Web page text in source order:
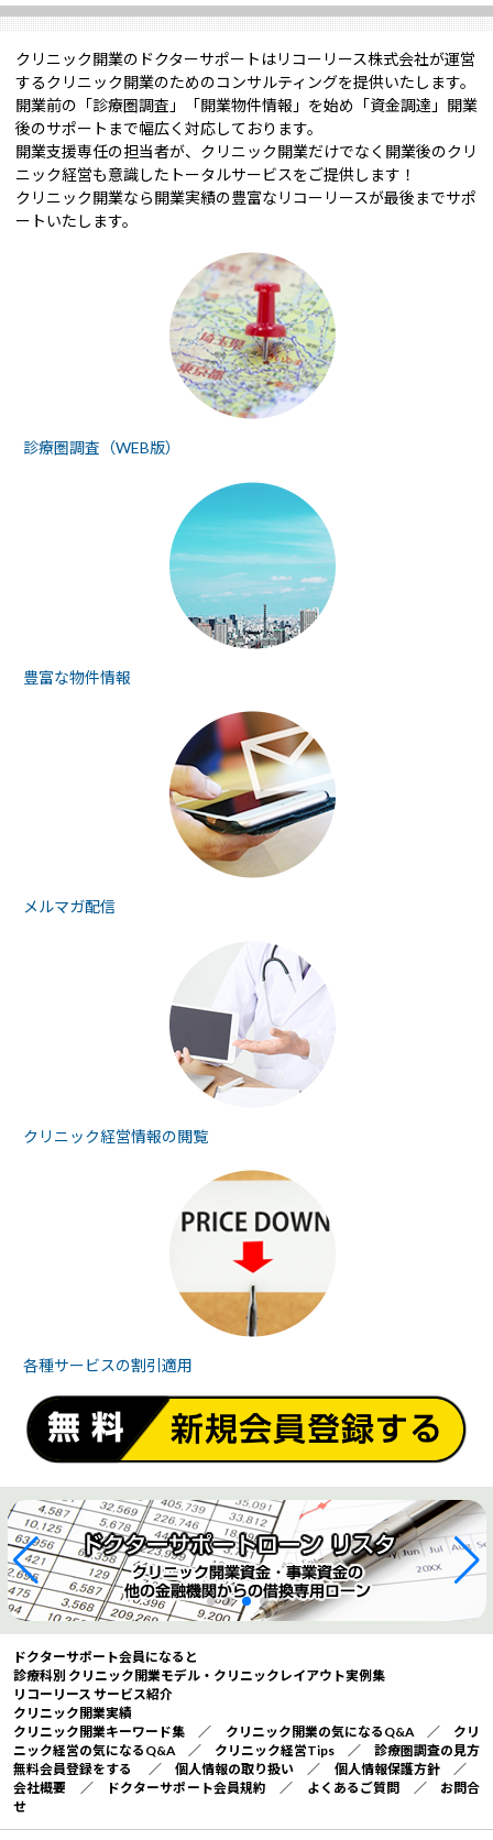
クリニック開業のドクターサポートはリコーリース株式会社が運営
するクリニック開業のためのコンサルティングを提供いたします。
開業前の「診療圏調査」「開業物件情報」を始め「資金調達」開業
後のサポートまで幅広く対応しております。
開業支援専任の担当者が、クリニック開業だけでなく開業後のクリ
ニック経営も意識したトータルサービスをご提供します！
クリニック開業なら開業実績の豊富なリコーリースが最後までサポ
ートいたします。
診療圏調査（WEB版）
豊富な物件情報
メルマガ配信
クリニック経営情報の閲覧
各種サービスの割引適用
ドクターサポート会員になると
診療科別 クリニック開業モデル・クリニックレイアウト実例集
リコーリース サービス紹介
クリニック開業実績
クリニック開業キーワード集 ／ クリニック開業の気になるQ&A／ クリ
ニック経営の気になるQ&A／ クリニック経営Tips／ 診療圏調査の見方
無料会員登録をする
／ 個人情報の取り扱い ／ 個人情報保護方針 ／
会社概要 ／ ドクターサポート会員規約 ／ よくあるご質問 ／ お問合
せ